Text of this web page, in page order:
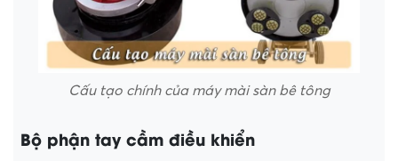
Cấu tạo chính của máy mài sàn bê tông
Bộ phận tay cầm điều khiển